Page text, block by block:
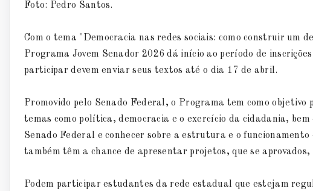
Foto: Pedro Santos.
Com o tema "Democracia nas redes sociais: como construir um
Programa Jovem Senador 2026 dá início ao período de
participar devem enviar seus textos até o dia 17 de abril.
Promovido pelo Senado Federal, o Programa tem como objetivo
temas como política, democracia e o exercício da cidadania,
Senado Federal e conhecer sobre a estrutura e o
também têm a chance de apresentar projetos, que se
Podem participar estudantes da rede estadual que estejam